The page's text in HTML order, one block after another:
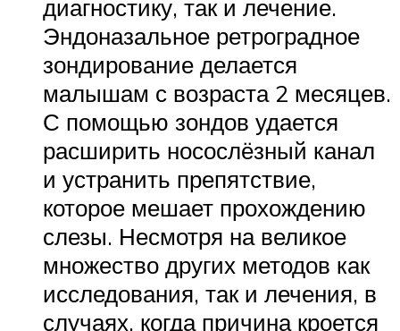
диагностику, так и лечение.
Эндоназальное ретроградное
зондирование делается
малышам с возраста 2 месяцев.
С помощью зондов удается
расширить носослёзный канал
и устранить препятствие,
которое мешает прохождению
слезы. Несмотря на великое
множество других методов как
исследования, так и лечения, в
случаях, когда причина кроется